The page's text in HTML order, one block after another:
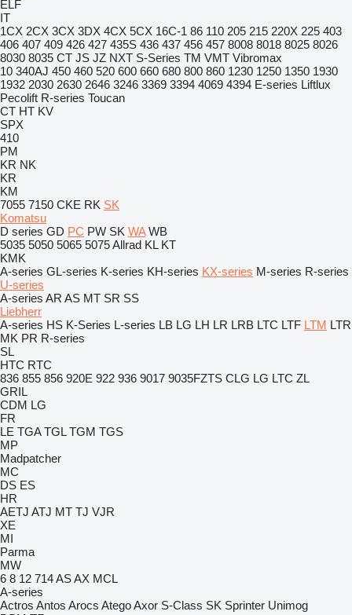
ELF
IT
1CX 2CX 3CX 3DX 4CX 5CX 16C-1 86 110 205 215 220X 225 403
406 407 409 426 427 435S 436 437 456 457 8008 8018 8025 8026
8030 8035 CT JS JZ NXT S-Series TM VMT Vibromax
10 340AJ 450 460 520 600 660 680 800 860 1230 1250 1350 1930
1932 2030 2630 2646 3246 3369 3394 4069 4394 E-series Liftlux
Pecolift R-series Toucan
CT HT KV
SPX
410
PM
KR NK
KR
KM
7055 7150 CKE RK SK
Komatsu
D series GD PC PW SK WA WB
5035 5050 5065 5075Allrad KL KT
KMK
A-series GL-series K-series KH-series KX-series M-series R-series
U-series
A-series AR AS MT SR SS
Liebherr
A-series HS K-Series L-series LB LG LH LR LRB LTC LTF LTM LTR
MK PR R-series
SL
HTC RTC
836 855 856 920E 922 936 9017 9035FZTS CLG LG LTC ZL
GRIL
CDM LG
FR
LE TGA TGL TGM TGS
MP
Madpatcher
MC
DS ES
HR
AETJ ATJ MT TJ VJR
XE
MI
Parma
MW
6 8 12 714ASAX MCL
A-series
Actros Antos Arocs AtegoAxor S-Class SK Sprinter Unimog